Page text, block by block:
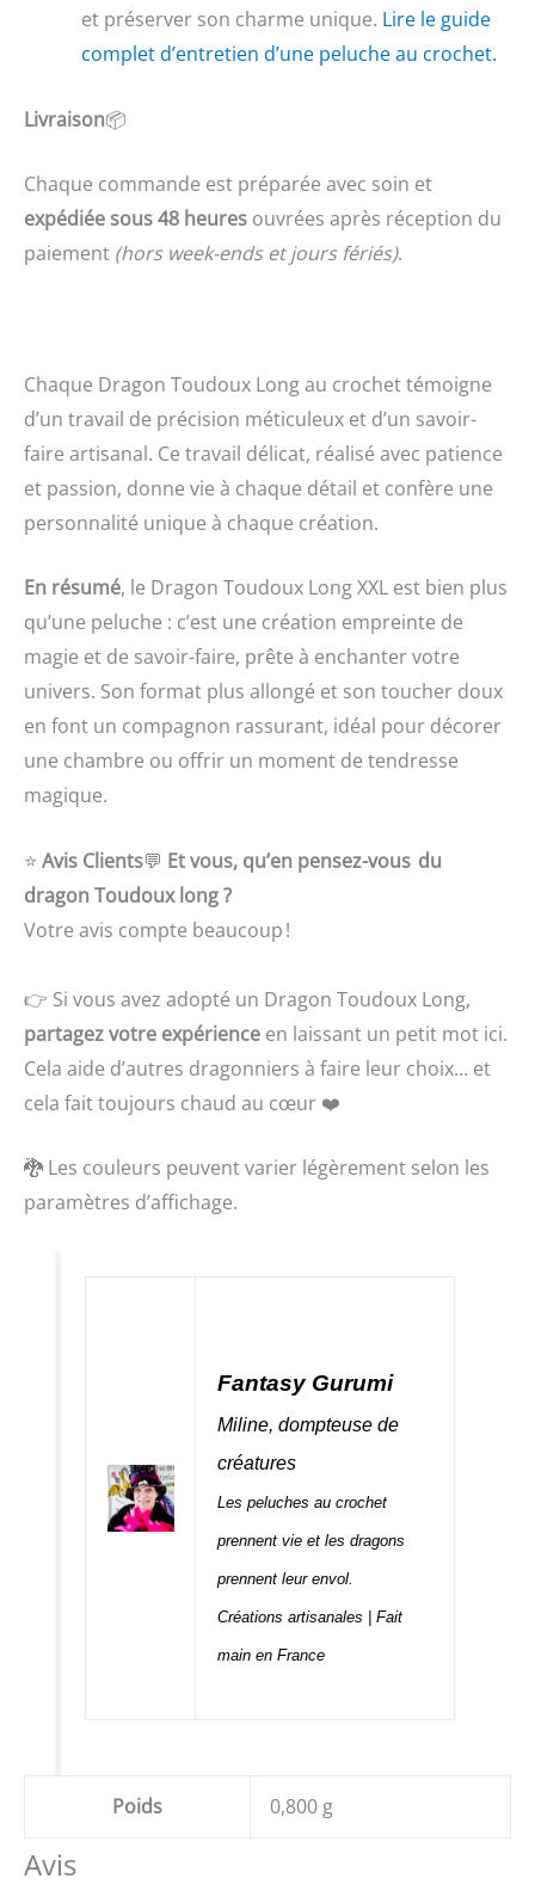
et préserver son charme unique. Lire le guide
complet d’entretien d’une peluche au crochet.
Livraison📦
Chaque commande est préparée avec soin et
expédiée sous 48 heures ouvrées après réception du
paiement (hors week-ends et jours fériés).
Chaque Dragon Toudoux Long au crochet témoigne
d’un travail de précision méticuleux et d’un savoir-
faire artisanal. Ce travail délicat, réalisé avec patience
et passion, donne vie à chaque détail et confère une
personnalité unique à chaque création.
En résumé, le Dragon Toudoux Long XXL est bien plus
qu’une peluche : c’est une création empreinte de
magie et de savoir-faire, prête à enchanter votre
univers. Son format plus allongé et son toucher doux
en font un compagnon rassurant, idéal pour décorer
une chambre ou offrir un moment de tendresse
magique.
⭐ Avis Clients💬 Et vous, qu’en pensez-vous du
dragon Toudoux long ?
Votre avis compte beaucoup !
👉 Si vous avez adopté un Dragon Toudoux Long,
partagez votre expérience en laissant un petit mot ici.
Cela aide d’autres dragonniers à faire leur choix… et
cela fait toujours chaud au cœur ❤️
🐉 Les couleurs peuvent varier légèrement selon les
paramètres d’affichage.
Fantasy Gurumi
Miline, dompteuse de
créatures
Les peluches au crochet
prennent vie et les dragons
prennent leur envol.
Créations artisanales | Fait
main en France
Poids 0,800 g
Avis